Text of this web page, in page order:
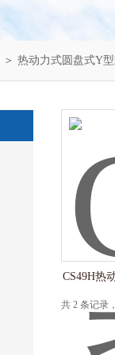
＞ 热动力式圆盘式Y
CS49H热
共 2 条记录